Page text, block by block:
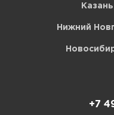
Казань
Нижний
+7